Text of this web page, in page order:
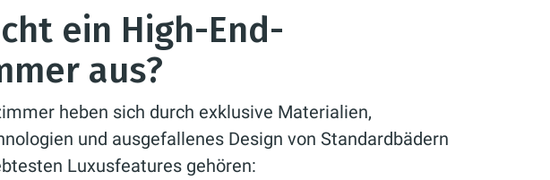
ein High-End-
aus?
heben sich durch exklusive Materialien,
und ausgefallenes Design von Standardbädern
Luxusfeatures gehören: